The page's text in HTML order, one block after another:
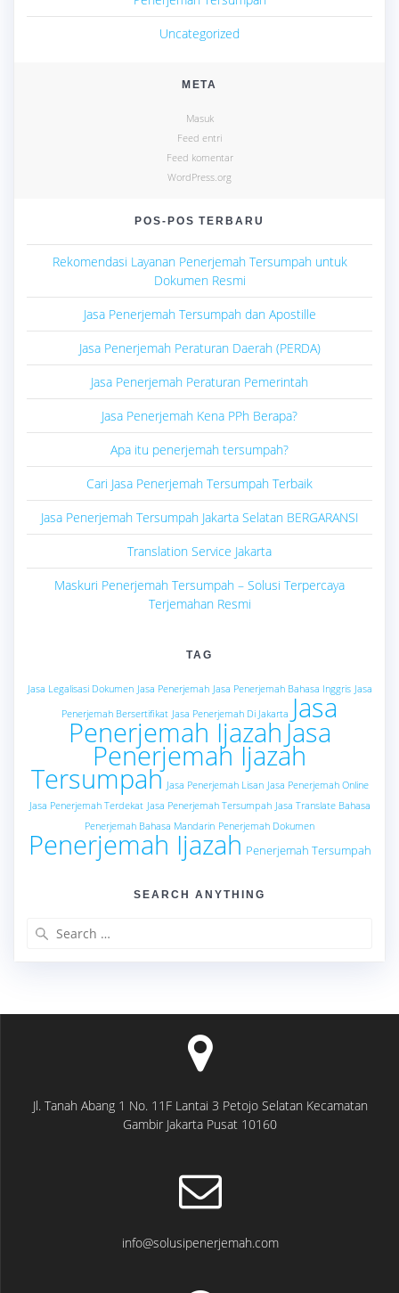
Uncategorized
META
Masuk
Feed entri
Feed komentar
WordPress.org
POS-POS TERBARU
Rekomendasi Layanan Penerjemah Tersumpah untuk
Dokumen Resmi
Jasa Penerjemah Tersumpah dan Apostille
Jasa Penerjemah Peraturan Daerah (PERDA)
Jasa Penerjemah Peraturan Pemerintah
Jasa Penerjemah Kena PPh Berapa?
Apa itu penerjemah tersumpah?
Cari Jasa Penerjemah Tersumpah Terbaik
Jasa Penerjemah Tersumpah Jakarta Selatan BERGARANSI
Translation Service Jakarta
Maskuri Penerjemah Tersumpah – Solusi Terpercaya
Terjemahan Resmi
TAG
Jasa Legalisasi Dokumen Jasa Penerjemah Jasa Penerjemah Bahasa Inggris Jasa
Penerjemah Bersertifikat Jasa Penerjemah Di Jakarta Jasa
Penerjemah Ijazah Jasa
Penerjemah Ijazah
Tersumpah Jasa Penerjemah Lisan Jasa Penerjemah Online
Jasa Penerjemah Terdekat Jasa Penerjemah Tersumpah Jasa Translate Bahasa
Penerjemah Bahasa Mandarin Penerjemah Dokumen
Penerjemah Ijazah Penerjemah Tersumpah
SEARCH ANYTHING
Jl. Tanah Abang 1 No. 11F Lantai 3 Petojo Selatan Kecamatan
Gambir Jakarta Pusat 10160
info@solusipenerjemah.com